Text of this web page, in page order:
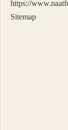
https://
Sitemap